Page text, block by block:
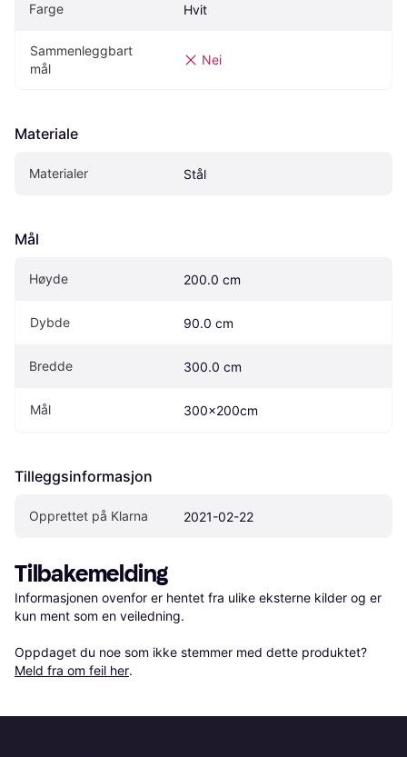
Farge Hvit
Sammenleggbart
mål
Nei
Materiale
Materialer Stål
Mål
Høyde 200.0 cm
Dybde 90.0 cm
Bredde 300.0 cm
Mål 300x200cm
Tilleggsinformasjon
Opprettet på Klarna 2021-02-22
Tilbakemelding
Informasjonen ovenfor er hentet fra ulike eksterne kilder og er
kun ment som en veiledning.
Oppdaget du noe som ikke stemmer med dette produktet?
Meld fra om feil her.